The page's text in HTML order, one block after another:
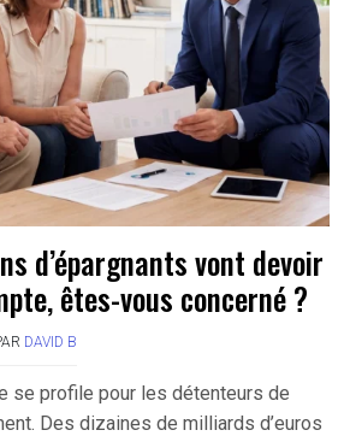
d’épargnants vont devoir
êtes-vous concerné ?
DAVID B
se profile pour les détenteurs de
Des dizaines de milliards d’euros